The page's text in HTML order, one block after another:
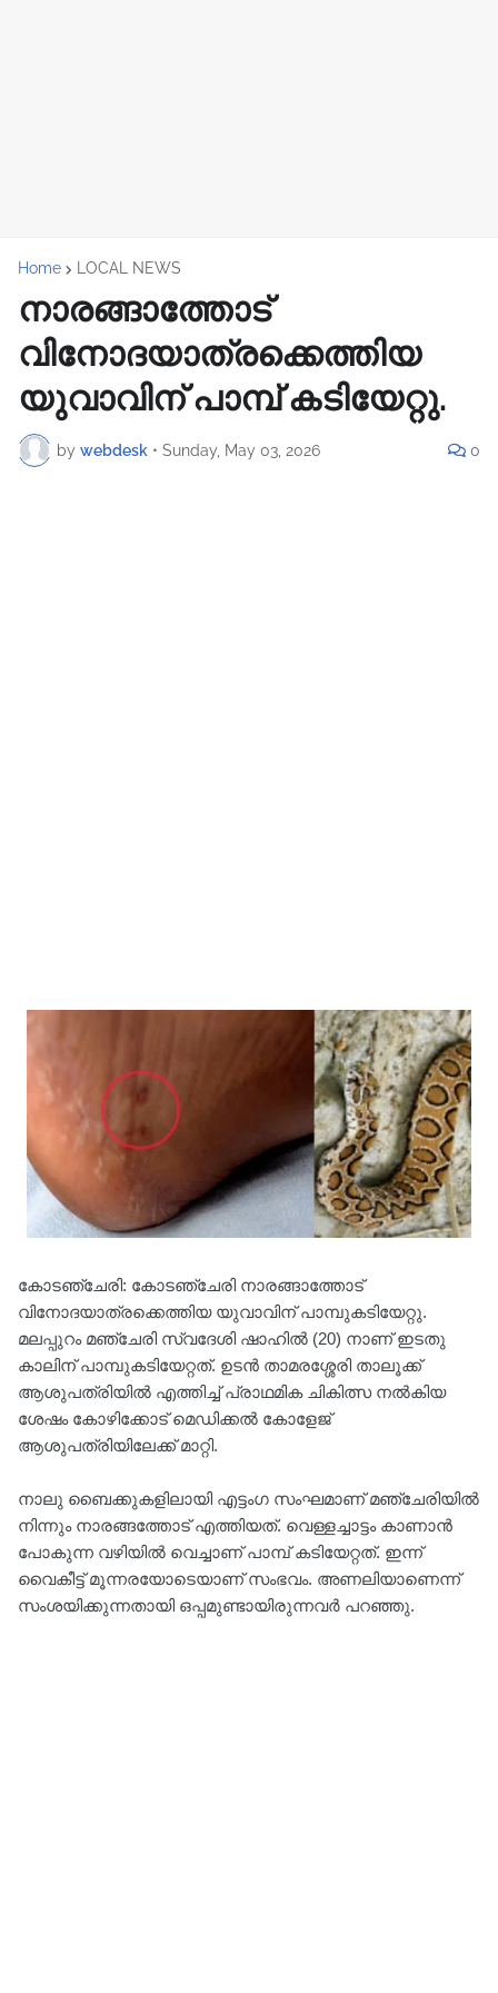
Home LOCAL NEWS
നാരങ്ങാത്തോട്
വിനോദയാത്രക്കെത്തിയ
യുവാവിന് പാമ്പ് കടിയേറ്റു.
by webdesk • Sunday, May 03, 2026 0
കോടഞ്ചേരി: കോടഞ്ചേരി നാരങ്ങാത്തോട്
വിനോദയാത്രക്കെത്തിയ യുവാവിന് പാമ്പുകടിയേറ്റു.
മലപ്പുറം മഞ്ചേരി സ്വദേശി ഷാഹിൽ (20) നാണ് ഇടതു
കാലിന് പാമ്പുകടിയേറ്റത്. ഉടൻ താമരശ്ശേരി താലൂക്ക്
ആശുപത്രിയിൽ എത്തിച്ച് പ്രാഥമിക ചികിത്സ നൽകിയ
ശേഷം കോഴിക്കോട് മെഡിക്കൽ കോളേജ്
ആശുപത്രിയിലേക്ക് മാറ്റി.
നാലു ബൈക്കുകളിലായി എട്ടംഗ സംഘമാണ് മഞ്ചേരിയിൽ
നിന്നും നാരങ്ങത്തോട് എത്തിയത്. വെള്ളച്ചാട്ടം കാണാൻ
പോകുന്ന വഴിയിൽ വെച്ചാണ് പാമ്പ് കടിയേറ്റത്. ഇന്ന്
വൈകീട്ട് മൂന്നരയോടെയാണ് സംഭവം. അണലിയാണെന്ന്
സംശയിക്കുന്നതായി ഒപ്പമുണ്ടായിരുന്നവർ പറഞ്ഞു.